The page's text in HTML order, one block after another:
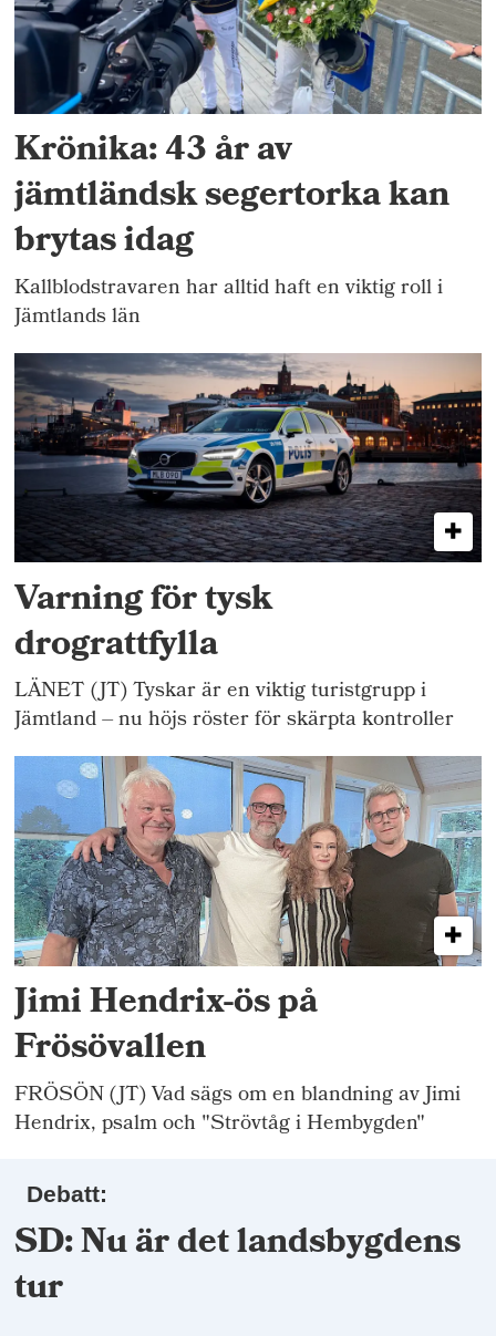
Krönika: 43 år av
jämtländsk segertorka kan
brytas idag
Kallblodstravaren har alltid haft en viktig roll i
Jämtlands län
Varning för tysk
drograttfylla
LÄNET (JT) Tyskar är en viktig turistgrupp i
Jämtland – nu höjs röster för skärpta kontroller
Jimi Hendrix-ös på
Frösövallen
FRÖSÖN (JT) Vad sägs om en blandning av Jimi
Hendrix, psalm och "Strövtåg i Hembygden"
Debatt:
SD: Nu är det landsbygdens
tur